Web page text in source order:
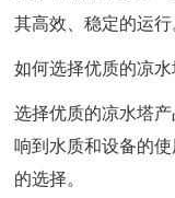
其高效、稳定的运行
如何选择优质的凉水
选择优质的凉水塔
响到水质和设备的
的选择。